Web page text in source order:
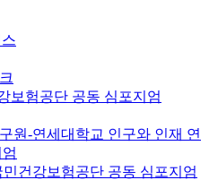
보험공단 공동 심포지엄
원-연세대학교 인구와 인재 연
민건강보험공단 공동 심포지엄